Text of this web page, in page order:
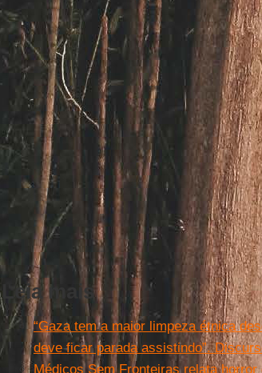
Leia mais
“Gaza tem a maior limpeza étnica
deve ficar parada assistindo”.
Médicos Sem Fronteiras relata